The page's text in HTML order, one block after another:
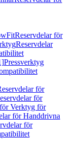
Reservdelar för
Reservdelar
Pressverktyg
för
för
Verktyg för
för Handdrivna
för